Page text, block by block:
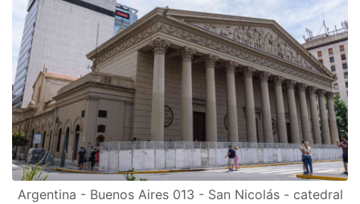
Argentina - Buenos Aires 013 - San Nicolás - catedral